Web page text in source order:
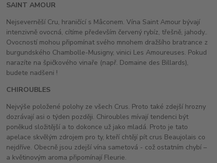
SAINT AMOUR
Nejseverněší Cru, hraničící s Mâconem. Vína Saint Amour bývají
intenzivně ovocná, cítíme především červený rybíz, třešně, jahody..
Ovocností mohou připomínat svého mnohem dražšího bratrance z
burgundského Chambolle-Musigny, vinici Les Amoureuses. Pokud
narazíte na špičkového vinaře (např. Domaine des Billards),
budete nadšeni !
CHIROUBLES
Nejvýše položené polohy ze všech Crus. Proto také zdejší hrozny
dozrávají asi o týden později. Chiroubles mívají tendenci být
poněkud složitější a to dokonce už jako mladá. Proto je tato
apelace skvělým zdrojem pro ty, kteří chtějí pít crus Beaujolais co
nejdříve. Obecně jsou zdejší vína sametová - což ostatním chybí –
a květinovým aroma připomínají Fleurie.